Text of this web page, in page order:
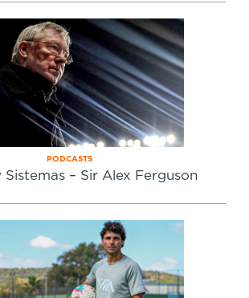
PODCASTS
Sistemas – Sir Alex Ferguson